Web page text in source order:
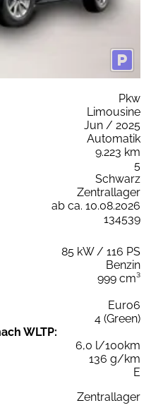
Pkw
Limousine
Jun / 2025
Automatik
9.223 km
5
Schwarz
Zentrallager
ab ca. 10.08.2026
134539
85 kW / 116 PS
Benzin
999 cm³
Euro6
4 (Green)
WLTP:
6,0 l/100km
136 g/km
E
Zentrallager